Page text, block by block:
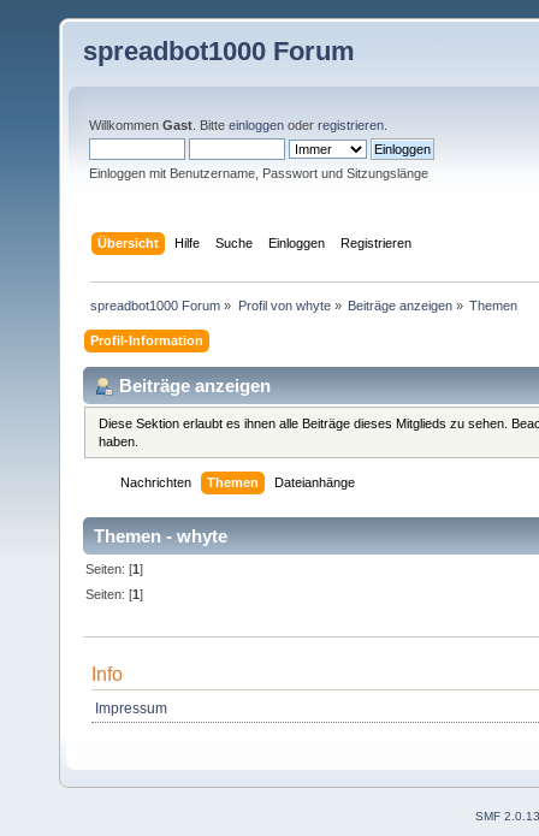
spreadbot1000 Forum
Willkommen Gast . Bitte einloggen oder registrieren
Einloggen mit Benutzername, Passwort und Sitzungslänge
Übersicht Hilfe Suche Einloggen Registrieren
spreadbot1000 Forum » Profil von whyte» Beiträge anzeigen» Themen
Profil-Information
Beiträge anzeigen
Diese Sektion erlaubt es ihnen alle Beiträge dieses Mitglieds zu sehen.
haben.
Nachrichten Themen Dateianhänge
Themen - whyte
Seiten: [1]
Seiten: [1]
Info
Impressum
SMF 2.0.13